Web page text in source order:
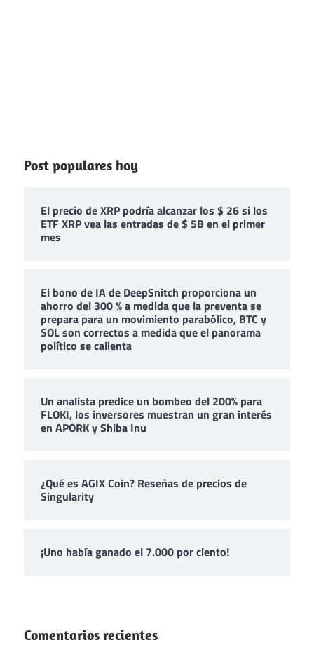
Post populares hoy
El precio de XRP podría alcanzar los $ 26 si los
ETF XRP vea las entradas de $ 5B en el primer
mes
El bono de IA de DeepSnitch proporciona un
ahorro del 300 % a medida que la preventa se
prepara para un movimiento parabólico, BTC y
SOL son correctos a medida que el panorama
político se calienta
Un analista predice un bombeo del 200% para
FLOKI, los inversores muestran un gran interés
en APORK y Shiba Inu
¿Qué es AGIX Coin? Reseñas de precios de
Singularity
¡Uno había ganado el 7.000 por ciento!
Comentarios recientes